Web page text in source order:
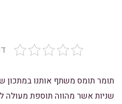
שניות אשר מהווה תוספת מעולה